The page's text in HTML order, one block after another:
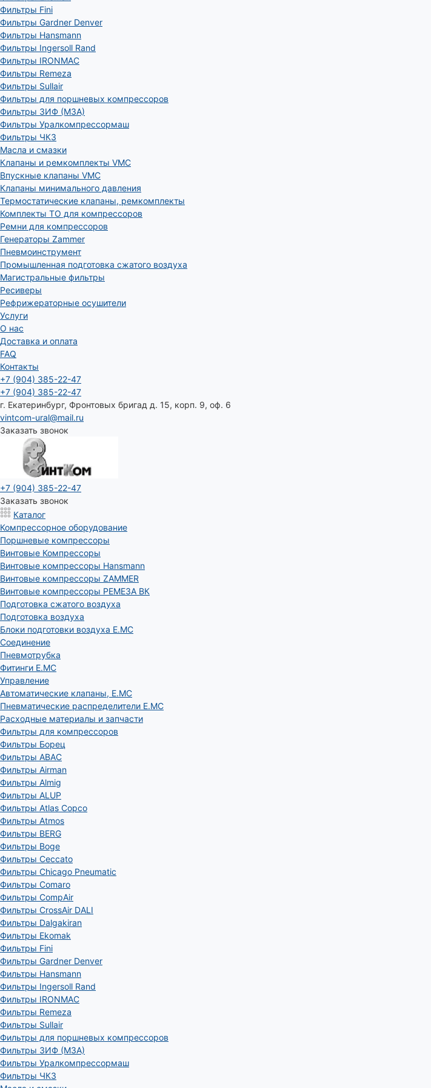
Фильтры Fini
Фильтры Gardner Denver
Фильтры Hansmann
Фильтры Ingersoll Rand
Фильтры IRONMAC
Фильтры Remeza
Фильтры Sullair
Фильтры для поршневых компрессоров
Фильтры ЗИФ (МЗА)
Фильтры Уралкомпрессормаш
Фильтры ЧКЗ
Масла и смазки
Клапаны и ремкомплекты VMC
Впускные клапаны VMC
Клапаны минимального давления
Термостатические клапаны, ремкомплекты
Комплекты ТО для компрессоров
Ремни для компрессоров
Генераторы Zammer
Пневмоинструмент
Промышленная подготовка сжатого воздуха
Магистральные фильтры
Ресиверы
Рефрижераторные осушители
Услуги
О нас
Доставка и оплата
FAQ
Контакты
+7 (904) 385-22-47
+7 (904) 385-22-47
г. Екатеринбург, Фронтовых бригад д. 15, корп. 9, оф. 6
vintcom-ural@mail.ru
Заказать звонок
+7 (904) 385-22-47
Заказать звонок
Каталог
Компрессорное оборудование
Поршневые компрессоры
Винтовые Компрессоры
Винтовые компрессоры Hansmann
Винтовые компрессоры ZAMMER
Винтовые компрессоры РЕМЕЗА ВК
Подготовка сжатого воздуха
Подготовка воздуха
Блоки подготовки воздуха E.MC
Соединение
Пневмотрубка
Фитинги E.MC
Управление
Автоматические клапаны, Е.МС
Пневматические распределители E.MC
Расходные материалы и запчасти
Фильтры для компрессоров
Фильтры Борец
Фильтры ABAC
Фильтры Airman
Фильтры Almig
Фильтры ALUP
Фильтры Atlas Copco
Фильтры Atmos
Фильтры BERG
Фильтры Boge
Фильтры Ceccato
Фильтры Chicago Pneumatic
Фильтры Comaro
Фильтры CompAir
Фильтры CrossAir DALI
Фильтры Dalgakiran
Фильтры Ekomak
Фильтры Fini
Фильтры Gardner Denver
Фильтры Hansmann
Фильтры Ingersoll Rand
Фильтры IRONMAC
Фильтры Remeza
Фильтры Sullair
Фильтры для поршневых компрессоров
Фильтры ЗИФ (МЗА)
Фильтры Уралкомпрессормаш
Фильтры ЧКЗ